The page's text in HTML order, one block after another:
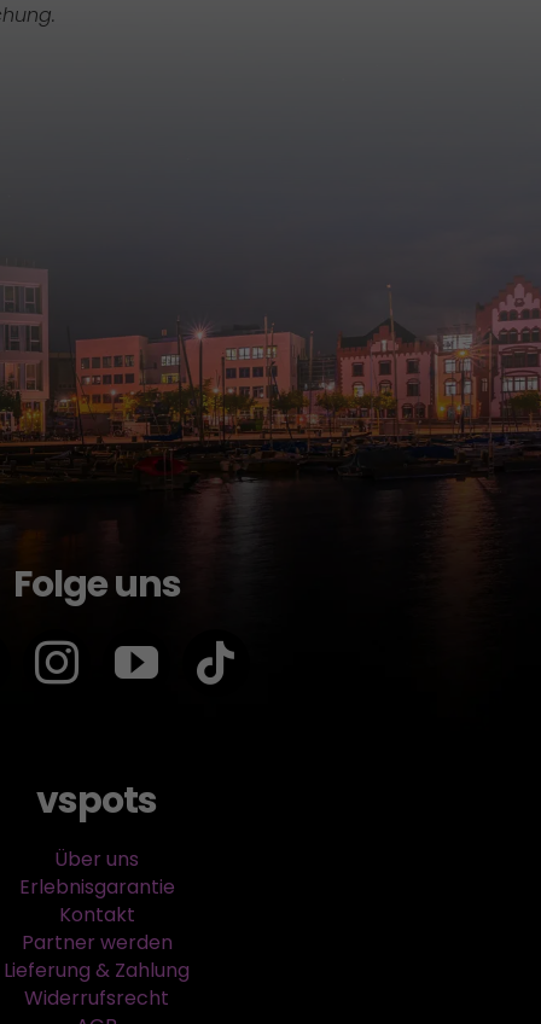
Folge uns
vspots
Über uns
Erlebnisgarantie
Kontakt
Partner werden
Lieferung & Zahlung
Widerrufsrecht